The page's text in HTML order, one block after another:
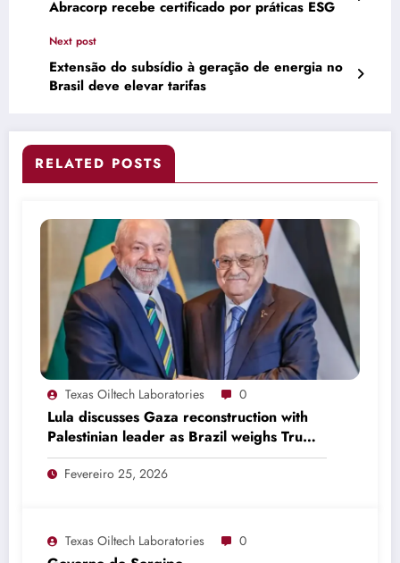
Abracorp recebe certificado por práticas ESG
Next post
Extensão do subsídio à geração de energia no
Brasil deve elevar tarifas
RELATED POSTS
Texas Oiltech Laboratories 0
Lula discusses Gaza reconstruction with
Palestinian leader as Brazil weighs Trump
invitation
Fevereiro 25, 2026
Texas Oiltech Laboratories 0